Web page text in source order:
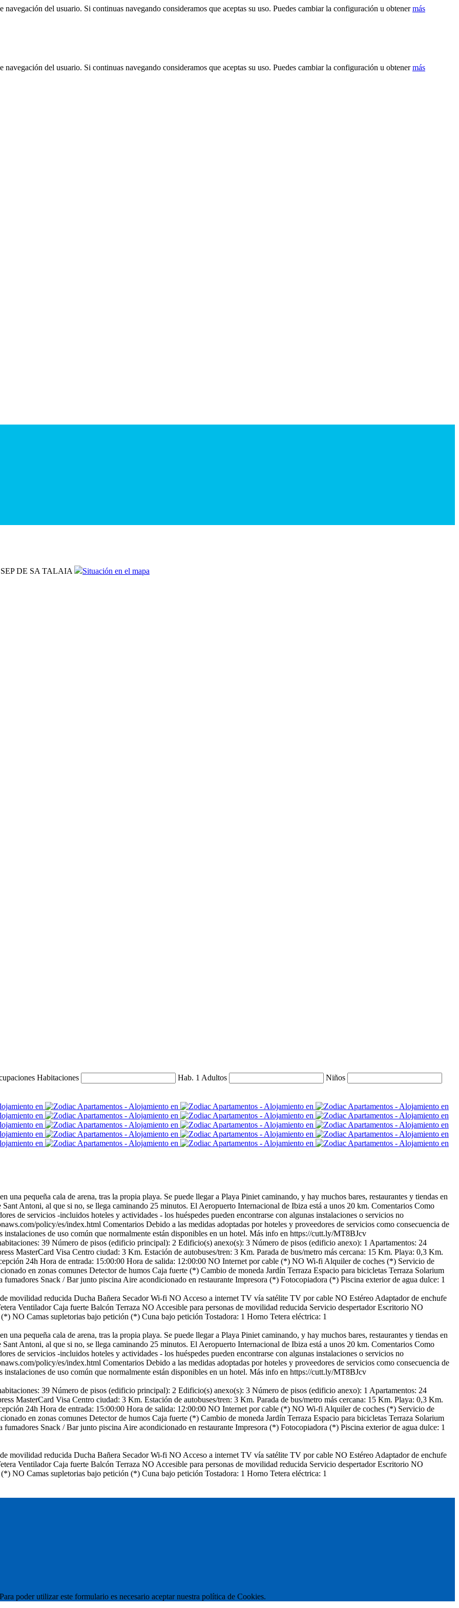
del usuario. Si continuas navegando consideramos que aceptas su uso. Puedes cambiar la configuración u obtenermás
del usuario. Si continuas navegando consideramos que aceptas su uso. Puedes cambiar la configuración u obtenermás
DE SA TALAIA Situación en el mapa
Habitaciones Hab. 1 Adultos Niños
una pequeña cala de arena, tras la propia playa. Se puede llegar a Playa Piniet caminando, y hay muchos bares, restaurantes y tiendas en
Antoni, al que si no, se llega caminando 25 minutos. El Aeropuerto Internacional de Ibiza está a unos 20 km. Comentarios Como
de servicios -incluidos hoteles y actividades - los huéspedes pueden encontrarse con algunas instalaciones o servicios no
policy/es/index.html Comentarios Debido a las medidas adoptadas por hoteles y proveedores de servicios como consecuencia de
instalaciones de uso común que normalmente están disponibles en un hotel. Más info en https://cutt.ly/MT8BJcv
39 Número de pisos (edificio principal): 2 Edificio(s) anexo(s): 3 Número de pisos (edificio anexo): 1 Apartamentos: 24
MasterCard Visa Centro ciudad: 3 Km. Estación de autobuses/tren: 3 Km. Parada de bus/metro más cercana: 15 Km. Playa: 0,3 Km.
24h Hora de entrada: 15:00:00 Hora de salida: 12:00:00 NO Internet por cable (*) NO Wi-fi Alquiler de coches (*) Servicio de
en zonas comunes Detector de humos Caja fuerte (*) Cambio de moneda Jardín Terraza Espacio para bicicletas Terraza Solarium
fumadores Snack / Bar junto piscina Aire acondicionado en restaurante Impresora (*) Fotocopiadora (*) Piscina exterior de agua dulce: 1
movilidad reducida Ducha Bañera Secador Wi-fi NO Acceso a internet TV vía satélite TV por cable NO Estéreo Adaptador de enchufe
Ventilador Caja fuerte Balcón Terraza NO Accesible para personas de movilidad reducida Servicio despertador Escritorio NO
(*) NO Camas supletorias bajo petición (*) Cuna bajo petición Tostadora: 1 Horno Tetera eléctrica: 1
una pequeña cala de arena, tras la propia playa. Se puede llegar a Playa Piniet caminando, y hay muchos bares, restaurantes y tiendas en
Antoni, al que si no, se llega caminando 25 minutos. El Aeropuerto Internacional de Ibiza está a unos 20 km. Comentarios Como
de servicios -incluidos hoteles y actividades - los huéspedes pueden encontrarse con algunas instalaciones o servicios no
policy/es/index.html Comentarios Debido a las medidas adoptadas por hoteles y proveedores de servicios como consecuencia de
instalaciones de uso común que normalmente están disponibles en un hotel. Más info en https://cutt.ly/MT8BJcv
39 Número de pisos (edificio principal): 2 Edificio(s) anexo(s): 3 Número de pisos (edificio anexo): 1 Apartamentos: 24
MasterCard Visa Centro ciudad: 3 Km. Estación de autobuses/tren: 3 Km. Parada de bus/metro más cercana: 15 Km. Playa: 0,3 Km.
24h Hora de entrada: 15:00:00 Hora de salida: 12:00:00 NO Internet por cable (*) NO Wi-fi Alquiler de coches (*) Servicio de
en zonas comunes Detector de humos Caja fuerte (*) Cambio de moneda Jardín Terraza Espacio para bicicletas Terraza Solarium
fumadores Snack / Bar junto piscina Aire acondicionado en restaurante Impresora (*) Fotocopiadora (*) Piscina exterior de agua dulce: 1
movilidad reducida Ducha Bañera Secador Wi-fi NO Acceso a internet TV vía satélite TV por cable NO Estéreo Adaptador de enchufe
Ventilador Caja fuerte Balcón Terraza NO Accesible para personas de movilidad reducida Servicio despertador Escritorio NO
(*) NO Camas supletorias bajo petición (*) Cuna bajo petición Tostadora: 1 Horno Tetera eléctrica: 1
poder utilizar este formulario es necesario aceptar nuestra política de Cookies.